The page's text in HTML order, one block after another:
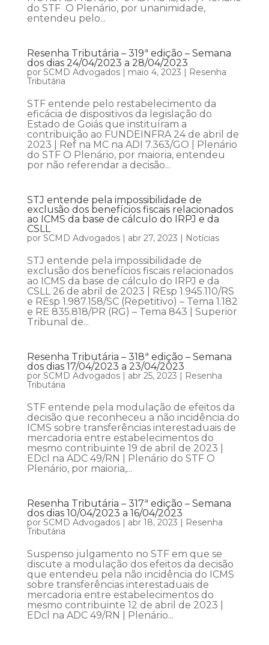
do STF O Plenário, por unanimidade,
entendeu pelo...
Resenha Tributária – 319ª edição – Semana
dos dias 24/04/2023 a 28/04/2023
por SCMD Advogados| maio 4, 2023 | Resenha
Tributária
STF entende pelo restabelecimento da
eficácia de dispositivos da legislação do
Estado de Goiás que instituíram a
contribuição ao FUNDEINFRA 24 de abril de
2023 | Ref na MC na ADI 7.363/GO | Plenário
do STF O Plenário, por maioria, entendeu
por não referendar a decisão...
STJ entende pela impossibilidade de
exclusão dos benefícios fiscais relacionados
ao ICMS da base de cálculo do IRPJ e da
CSLL
por SCMD Advogados| abr 27, 2023 | Notícias
STJ entende pela impossibilidade de
exclusão dos benefícios fiscais relacionados
ao ICMS da base de cálculo do IRPJ e da
CSLL 26 de abril de 2023 | REsp 1.945.110/RS
e REsp 1.987.158/SC (Repetitivo) – Tema 1.182
e RE 835.818/PR (RG) – Tema 843 | Superior
Tribunal de...
Resenha Tributária – 318ª edição – Semana
dos dias 17/04/2023 a 23/04/2023
por SCMD Advogados| abr 25, 2023 | Resenha
Tributária
STF entende pela modulação de efeitos da
decisão que reconheceu a não incidência do
ICMS sobre transferências interestaduais de
mercadoria entre estabelecimentos do
mesmo contribuinte 19 de abril de 2023 |
EDcl na ADC 49/RN | Plenário do STF O
Plenário, por maioria,...
Resenha Tributária – 317ª edição – Semana
dos dias 10/04/2023 a 16/04/2023
por SCMD Advogados| abr 18, 2023 | Resenha
Tributária
Suspenso julgamento no STF em que se
discute a modulação dos efeitos da decisão
que entendeu pela não incidência do ICMS
sobre transferências interestaduais de
mercadoria entre estabelecimentos do
mesmo contribuinte 12 de abril de 2023 |
EDcl na ADC 49/RN | Plenário...